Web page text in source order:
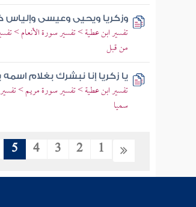
وزكريا ويحيى وعيسى
تفسير ابن عطية > تفسير سورة الأنعام >
من قبل
يا زكريا إنا نبشرك بغلام
تفسير ابن عطية > تفسير سورة مريم >
سميا
1
2
3
4
5